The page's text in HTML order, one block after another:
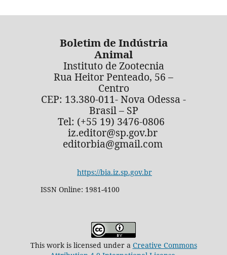
Boletim de Indústria
Animal
Instituto de Zootecnia
Rua Heitor Penteado, 56 –
Centro
CEP: 13.380-011- Nova Odessa -
Brasil – SP
Tel: (+55 19) 3476-0806
iz.editor@sp.gov.br
editorbia@gmail.com
https://bia.iz.sp.gov.br
ISSN Online: 1981-4100
This work is licensed under a Creative Commons